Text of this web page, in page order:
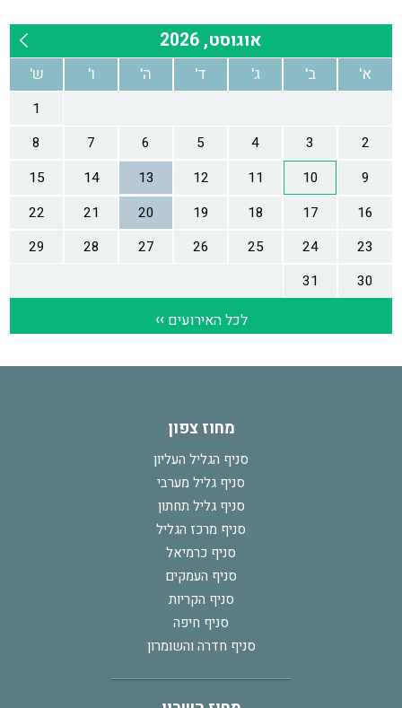
מחוז צפון
סניף הגליל העליון
סניף גליל מערבי
סניף גליל תחתון
סניף מרכז הגליל
סניף כרמיאל
סניף העמקים
סניף הקריות
סניף חיפה
סניף חדרה והשומרון